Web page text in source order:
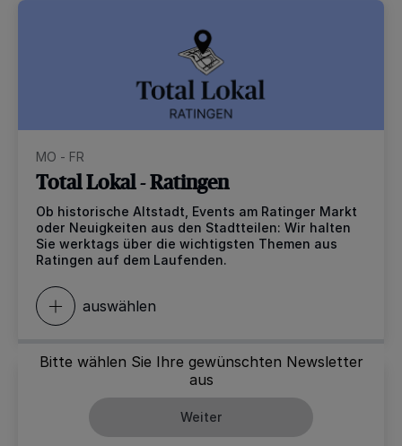
MO - FR
Total Lokal - Ratingen
Ob historische Altstadt, Events am Ratinger Markt
oder Neuigkeiten aus den Stadtteilen: Wir halten
Sie werktags über die wichtigsten Themen aus
Ratingen auf dem Laufenden.
auswählen
Bitte wählen Sie Ihre gewünschten Newsletter
aus
Weiter